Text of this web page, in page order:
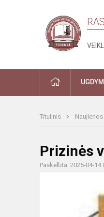
PRADŽIA
Titulinis Naujienos
Prizinės
Paskelbta: 2025-04-14